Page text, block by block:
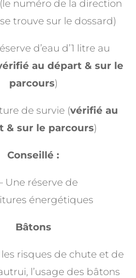
numéro de la direction
trouve sur le dossard)
d’eau d’1 litre au
au départ & sur le
parcours)
de survie (vérifié au
& sur le parcours)
Conseillé :
Une réserve de
énergétiques
Bâtons
les risques de chute et de
l’usage des bâtons